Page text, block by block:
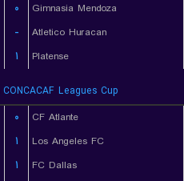
۰
Gimnasia Mendoza
-
Atletico Huracan
۱ Platense
CONCACAF Leagues Cup
۰
CF Atlante
۱
Los Angeles FC
۱
FC Dallas